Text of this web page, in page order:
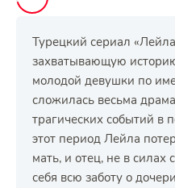
Турецкий сериал
захватывающую
молодой девушки по
сложилась весьма
трагических событий в
этот период Лейла
мать, и отец, не в силах
себя всю заботу о